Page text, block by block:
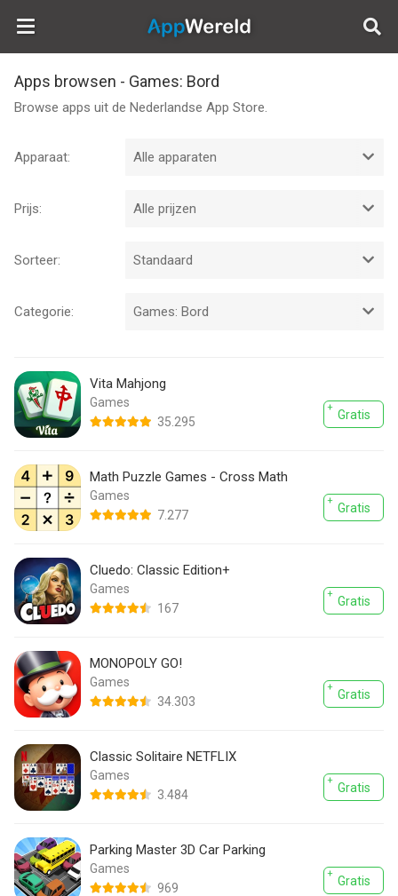
AppWereld
Apps browsen - Games: Bord
Browse apps uit de Nederlandse App Store.
Apparaat:
Prijs:
Sorteer:
Categorie:
Vita Mahjong
35.295
Games
Gratis
Math Puzzle Games - Cross Math
7.277
Games
Gratis
Cluedo: Classic Edition+
167
Games
Gratis
MONOPOLY GO!
34.303
Games
Gratis
Classic Solitaire NETFLIX
3.484
Games
Gratis
Parking Master 3D Car Parking
969
Games
Gratis